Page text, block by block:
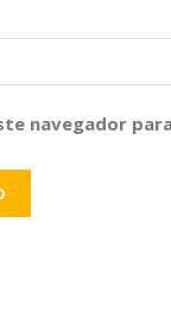
navegador